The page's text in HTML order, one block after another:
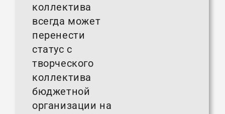
коллектива
всегда может
перенести
статус с
творческого
коллектива
бюджетной
организации на